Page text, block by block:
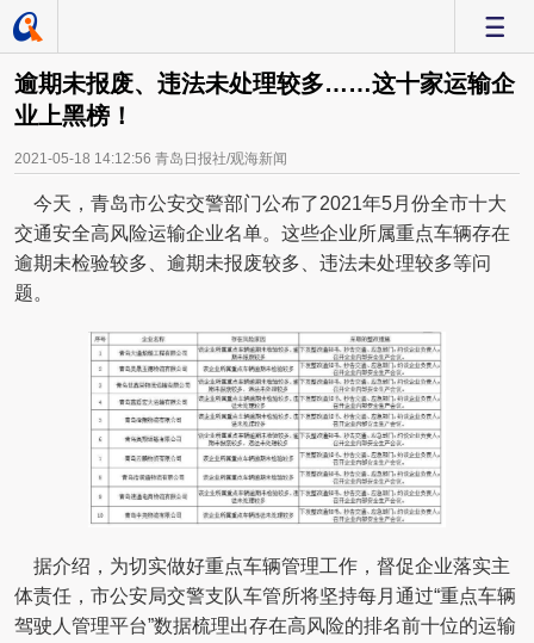
逾期未报废、违法未处理较多……这十家运输企
业上黑榜！
2021-05-18 14:12:56 青岛日报社/观海新闻
今天，青岛市公安交警部门公布了2021年5月份全市十大
交通安全高风险运输企业名单。这些企业所属重点车辆存在
逾期未检验较多、逾期未报废较多、违法未处理较多等问
题。
据介绍，为切实做好重点车辆管理工作，督促企业落实主
体责任，市公安局交警支队车管所将坚持每月通过“重点车辆
驾驶人管理平台”数据梳理出存在高风险的排名前十位的运输